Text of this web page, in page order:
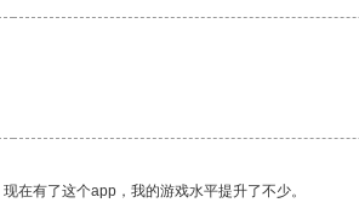
在有了这个app，我的游戏水平提升了不少。